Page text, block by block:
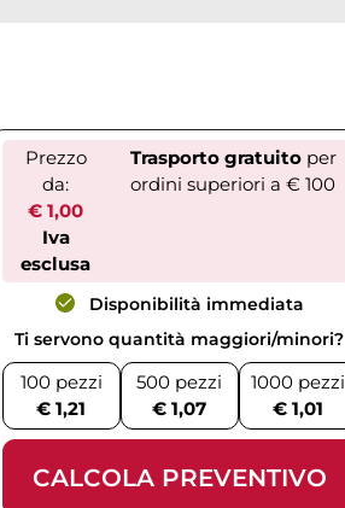
Prezzo
da:
€ 1,00
Iva
esclusa
Trasporto gratuitoper
ordini superiori a € 100
Disponibilità immediata
Ti servono quantità maggiori/minori?
100 pezzi
€ 1,21
500 pezzi
€ 1,07
1000 pezzi
€ 1,01
CALCOLA PREVENTIVO